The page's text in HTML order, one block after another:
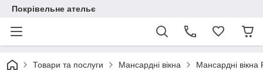
Покрівельне ательє
Товари та послуги Мансардні вікна Мансардні